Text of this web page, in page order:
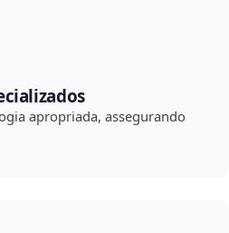
apropriada, assegurando